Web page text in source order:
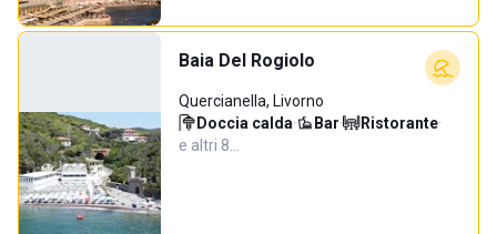
Baia Del Rogiolo
Quercianella, Livorno
Doccia calda· Bar· Ristorante·
e altri 8…